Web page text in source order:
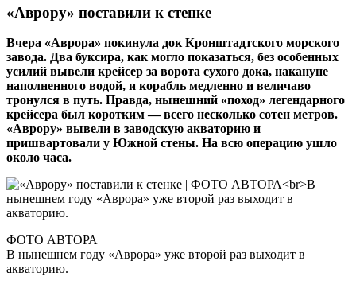
«Аврору» поставили к стенке
Вчера «Аврора» покинула док Кронштадтского морского
завода. Два буксира, как могло показаться, без особенных
усилий вывели крейсер за ворота сухого дока, накануне
наполненного водой, и корабль медленно и величаво
тронулся в путь. Правда, нынешний «поход» легендарного
крейсера был коротким — всего несколько сотен метров.
«Аврору» вывели в заводскую акваторию и
пришвартовали у Южной стены. На всю операцию ушло
около часа.
ФОТО АВТОРА
В нынешнем году «Аврора» уже второй раз выходит в
акваторию.